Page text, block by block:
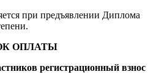
при предъявлении Диплома
ОПЛАТЫ
регистрационный взнос